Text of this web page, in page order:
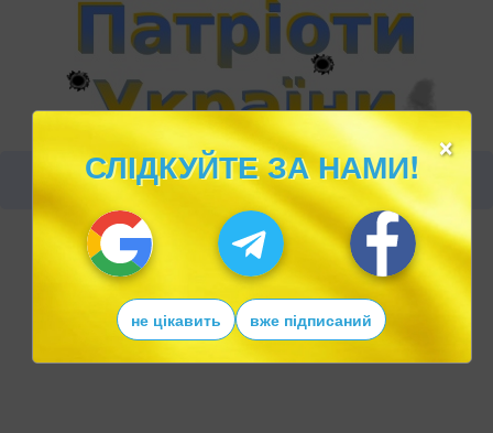
×
СЛІДКУЙТЕ ЗА НАМИ!
не цікавить вже підписаний